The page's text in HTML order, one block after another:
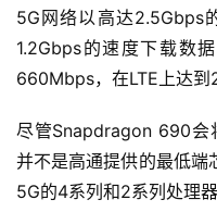
科
快
创
投
5G网络以高达2.5Gbps
1.2Gbps的速度下载数
660Mbps，在LTE上达到
尽管Snapdragon 690会
并不是高通提供的最低端
5G的4系列和2系列处理器